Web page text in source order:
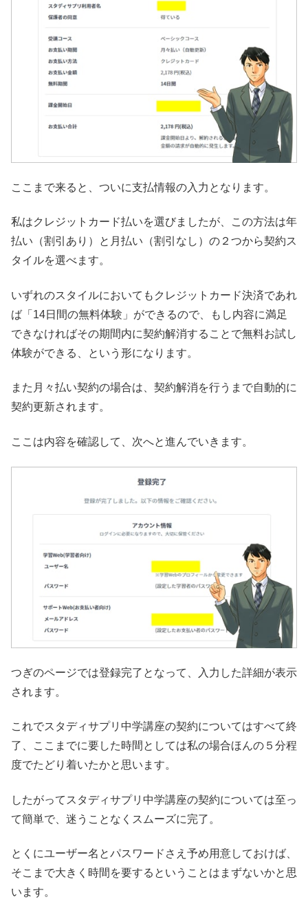
ここまで来ると、ついに支払情報の入力となります。
私はクレジットカード払いを選びましたが、この方法は年
払い（割引あり）と月払い（割引なし）の２つから契約ス
タイルを選べます。
いずれのスタイルにおいてもクレジットカード決済であれ
ば「14日間の無料体験」ができるので、もし内容に満足
できなければその期間内に契約解消することで無料お試し
体験ができる、という形になります。
また月々払い契約の場合は、契約解消を行うまで自動的に
契約更新されます。
ここは内容を確認して、次へと進んでいきます。
つぎのページでは登録完了となって、入力した詳細が表示
されます。
これでスタディサプリ中学講座の契約についてはすべて終
了、ここまでに要した時間としては私の場合ほんの５分程
度でたどり着いたかと思います。
したがってスタディサプリ中学講座の契約については至っ
て簡単で、迷うことなくスムーズに完了。
とくにユーザー名とパスワードさえ予め用意しておけば、
そこまで大きく時間を要するということはまずないかと思
います。